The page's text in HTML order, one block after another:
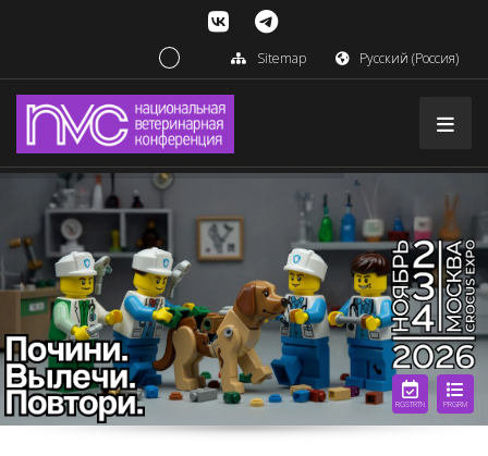
Sitemap Русский (Россия)
PRGRM
RGSTRTN